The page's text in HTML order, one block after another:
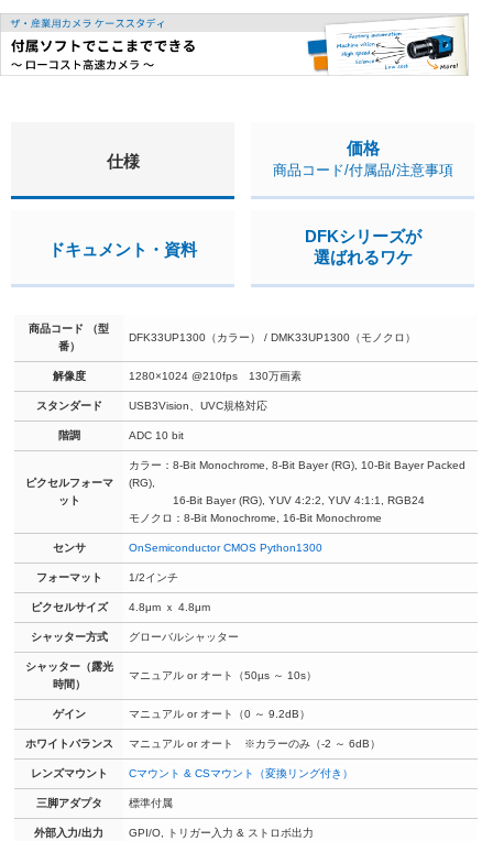
仕様
価格
商品コード/付属品/注意事項
ドキュメント・資料
DFKシリーズが
選ばれるワケ
商品コード （型
番）
DFK33UP1300（カラー） / DMK33UP1300（モノクロ）
解像度 1280×1024 @210fps 130万画素
スタンダード USB3Vision、UVC規格対応
階調 ADC 10 bit
ピクセルフォーマ
ット
カラー：8-Bit Monochrome, 8-Bit Bayer (RG), 10-Bit Bayer Packed
(RG),
16-Bit Bayer (RG), YUV 4:2:2, YUV 4:1:1, RGB24
モノクロ：8-Bit Monochrome, 16-Bit Monochrome
センサ OnSemiconductor CMOS Python1300
フォーマット 1/2インチ
ピクセルサイズ 4.8μm ｘ 4.8μm
シャッター方式 グローバルシャッター
シャッター（露光
時間）
マニュアル or オート（50µs ～ 10s）
ゲイン マニュアル or オート（0 ～ 9.2dB）
ホワイトバランス マニュアル or オート ※カラーのみ（-2 ～ 6dB）
レンズマウント Cマウント & CSマウント（変換リング付き）
三脚アダプタ 標準付属
外部入力/出力 GPI/O, トリガー入力 & ストロボ出力